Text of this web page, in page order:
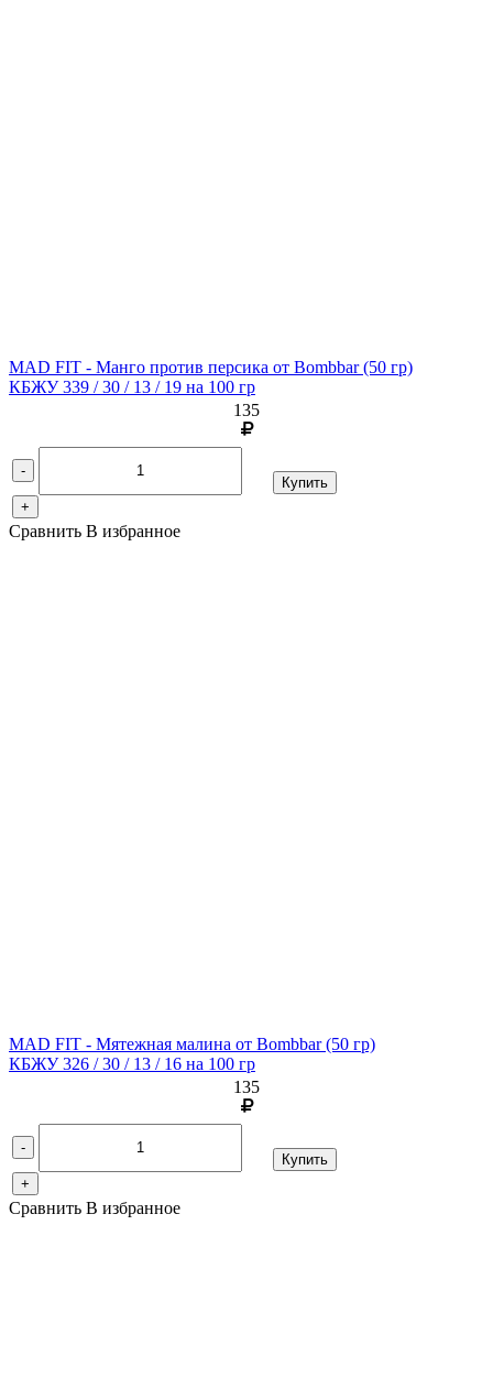
MAD FIT - Манго против персика от Bombbar(50 гр)
КБЖУ 339 / 30 / 13 / 19 на 100 гр
135
-
+
Купить
Сравнить В избранное
MAD FIT - Мятежная малина от Bombbar(50 гр)
КБЖУ 326 / 30 / 13 / 16 на 100 гр
135
-
+
Купить
Сравнить В избранное